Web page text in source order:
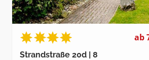
ab
Strandstraße 20d | 8